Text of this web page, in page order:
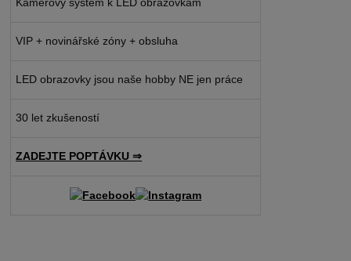
VIP + novinářské zóny + obsluha
LED obrazovky jsou naše hobby NE jen práce
30 let zkušeností
ZADEJTE POPTÁVKU ⇒